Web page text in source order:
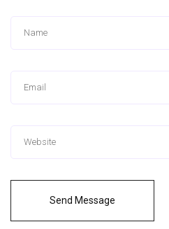
Send Message